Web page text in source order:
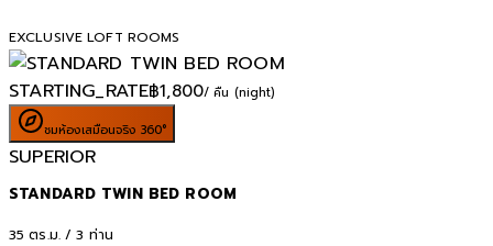
EXCLUSIVE LOFT ROOMS
STARTING_RATE฿1,800/ คืน (night)
ชมห้องเสมือนจริง 360°
SUPERIOR
STANDARD TWIN BED ROOM
35 ตร.ม. /3 ท่าน